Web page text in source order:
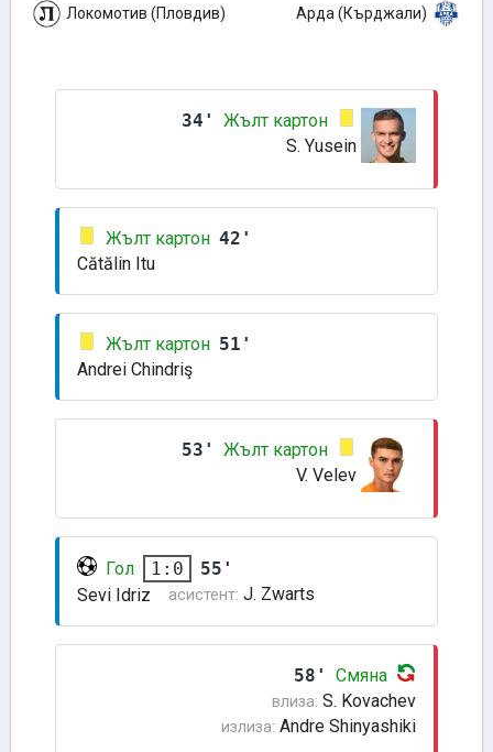
Локомотив (Пловдив) Арда (Кърджали)
34'
Жълт картон
S. Yusein
Жълт картон 42'
Cătălin Itu
Жълт картон 51'
Andrei Chindriş
53'
Жълт картон
V. Velev
Гол 1:0
55'
Sevi Idriz
асистент: J. Zwarts
58' Смяна
влиза: S. Kovachev
излиза: Andre Shinyashiki